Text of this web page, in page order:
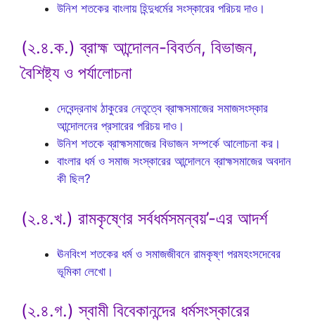
উনিশ শতকের বাংলায় হিন্দুধর্মের সংস্কারের পরিচয় দাও।
(২.৪.ক.) ব্রাহ্ম আন্দোলন-বিবর্তন, বিভাজন,
বৈশিষ্ট্য ও পর্যালোচনা
দেবেন্দ্রনাথ ঠাকুরের নেতৃত্বে ব্রাহ্মসমাজের সমাজসংস্কার
আন্দোলনের প্রসারের পরিচয় দাও।
উনিশ শতকে ব্রাহ্মসমাজের বিভাজন সম্পর্কে আলোচনা কর।
বাংলার ধর্ম ও সমাজ সংস্কারের আন্দোলনে ব্রাহ্মসমাজের অবদান
কী ছিল?
(২.৪.খ.) রামকৃষ্ণের সর্বধর্মসমন্বয়’-এর আদর্শ
ঊনবিংশ শতকের ধর্ম ও সমাজজীবনে রামকৃষ্ণ পরমহংসদেবের
ভূমিকা লেখো।
(২.৪.গ.) স্বামী বিবেকানন্দের ধর্মসংস্কারের